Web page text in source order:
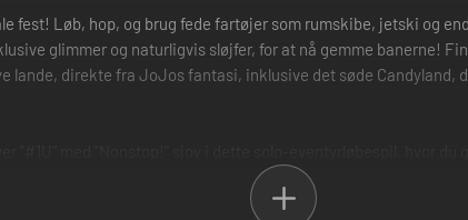
fest! Løb, hop, og brug fede fartøjer som rumskibe, jetski og
glimmer og naturligvis sløjfer, for at nå gemme banerne!
lande, direkte fra JoJos fantasi, inklusive det søde